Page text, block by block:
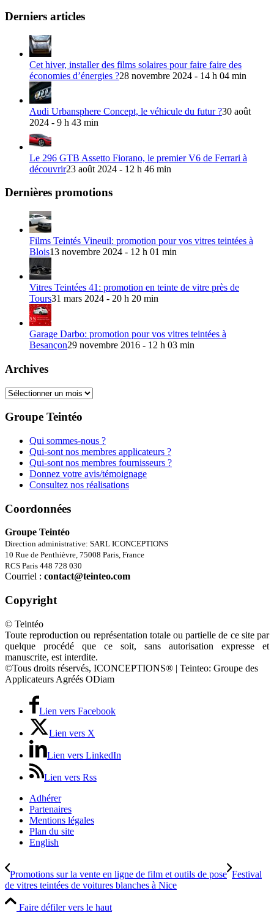
Derniers articles
Cet hiver, installer des films solaires pour faire faire des
économies d’énergies ?28 novembre 2024 - 14 h 04 min
Audi Urbansphere Concept, le véhicule du futur ?30 août
2024 - 9 h 43 min
Le 296 GTB Assetto Fiorano, le premier V6 de Ferrari à
découvrir23 août 2024 - 12 h 46 min
Dernières promotions
Films Teintés Vineuil: promotion pour vos vitres teintées à
Blois13 novembre 2024 - 12 h 01 min
Vitres Teintées 41: promotion en teinte de vitre près de
Tours31 mars 2024 - 20 h 20 min
Garage Darbo: promotion pour vos vitres teintées à
Besançon29 novembre 2016 - 12 h 03 min
Archives
Archives
Groupe Teintéo
Qui sommes-nous ?
Qui-sont nos membres applicateurs ?
Qui-sont nos membres fournisseurs ?
Donnez votre avis/témoignage
Consultez nos réalisations
Coordonnées
Groupe Teintéo
Direction administrative: SARL ICONCEPTIONS
10 Rue de Penthièvre, 75008 Paris, France
RCS Paris 448 728 030
Courriel : contact@teinteo.com
Copyright
© Teintéo
Toute reproduction ou représentation totale ou partielle de ce site par
quelque procédé que ce soit, sans autorisation expresse et
manuscrite, est interdite.
©Tous droits réservés, ICONCEPTIONS® | Teinteo: Groupe des
Applicateurs Agréés ODiam
Lien vers Facebook
Lien vers X
Lien vers LinkedIn
Lien vers Rss
Adhérer
Partenaires
Mentions légales
Plan du site
English
Promotions sur la vente en ligne de film et outils de pose Festival
de vitres teintées de voitures blanches à Nice
Faire défiler vers le haut